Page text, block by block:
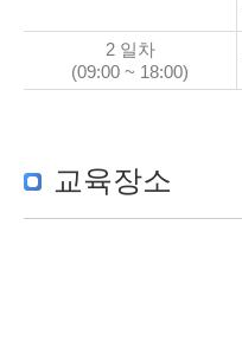
2 일차
(09:00 ~ 18:00)
교육장소